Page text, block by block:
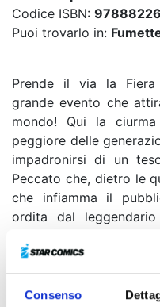
Consenso
Codice ISBN:
Puoi trovarlo in:
Prende il via la Fiera
grande evento che
mondo! Qui la
peggiore delle
impadronirsi di un
Peccato che, dietro le
che infiamma il
ordita dal
anime comics in due